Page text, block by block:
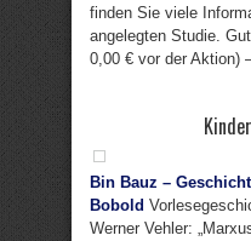
finden Sie viele
angelegten Studie.
0,00 € vor der Aktion)
Bin Bauz –
Bobold
Werner Vehler: